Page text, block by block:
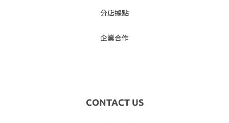
分店據點
企業合作
CONTACT US